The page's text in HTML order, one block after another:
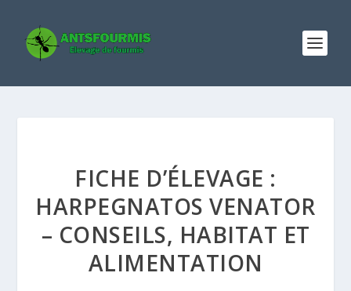
FICHE D’ÉLEVAGE :
HARPEGNATOS VENATOR
– CONSEILS, HABITAT ET
ALIMENTATION